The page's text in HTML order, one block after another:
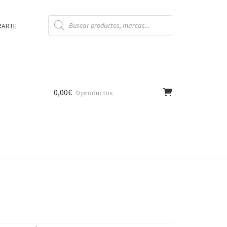
Búsqueda
de
productos
0,00€ 0 productos